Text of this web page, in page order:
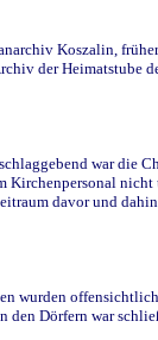
Koszalin,
der
war die
Kirchenpersonal
davor und
den Dörfern war